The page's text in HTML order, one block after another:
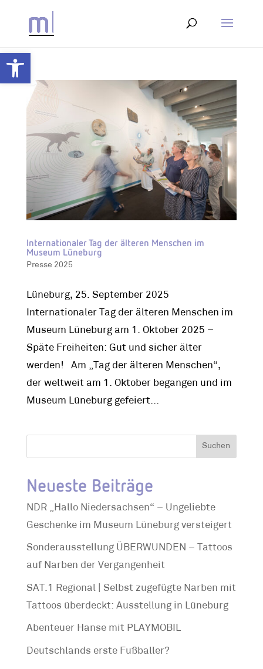
Werkzeugleiste öffnen
Internationaler Tag der älteren Menschen im
Museum Lüneburg
Presse 2025
Lüneburg, 25. September 2025
Internationaler Tag der älteren Menschen im
Museum Lüneburg am 1. Oktober 2025 –
Späte Freiheiten: Gut und sicher älter
werden! Am „Tag der älteren Menschen“,
der weltweit am 1. Oktober begangen und im
Museum Lüneburg gefeiert...
Suchen
Neueste Beiträge
NDR „Hallo Niedersachsen“ – Ungeliebte
Geschenke im Museum Lüneburg versteigert
Sonderausstellung ÜBERWUNDEN – Tattoos
auf Narben der Vergangenheit
SAT.1 Regional | Selbst zugefügte Narben mit
Tattoos überdeckt: Ausstellung in Lüneburg
Abenteuer Hanse mit PLAYMOBIL
Deutschlands erste Fußballer?